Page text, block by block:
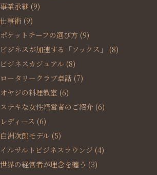
事業承継 (9)
仕事術 (9)
ポケットチーフの選び方 (9)
ビジネスが加速する「ソックス」
(8)
ビジネスカジュアル (8)
ロータリークラブ卓話 (7)
オヤジの料理教室 (6)
ステキな女性経営者のご紹介 (6)
レディース (6)
白洲次郎モデル (5)
イルサルトビジネスラウンジ (4)
世界の経営者が理念を纏う (3)